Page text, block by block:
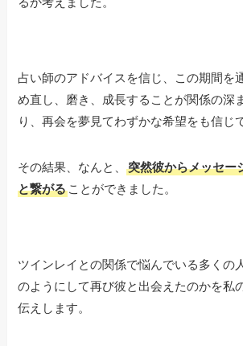
占い師のアドバイスを信じ、この期間を
め直し、磨き、成長することが関係の深
り、再会を夢見てわずかな希望をも信じ
その結果、なんと、突然彼からメッセー
と繋がる ことができました。
ツインレイとの関係で悩んでいる多くの
のようにして再び彼と出会えたのかを私
伝えします。